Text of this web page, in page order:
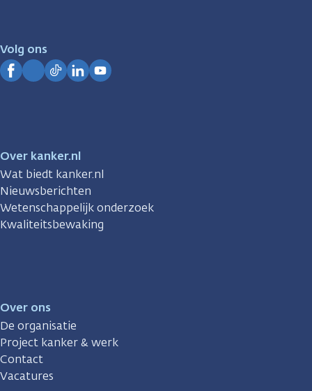
Volg ons
Over kanker.nl
Wat biedt kanker.nl
Nieuwsberichten
Wetenschappelijk onderzoek
Kwaliteitsbewaking
Over ons
De organisatie
Project kanker & werk
Contact
Vacatures